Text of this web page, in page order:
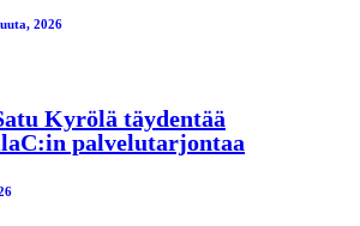
2026
Kyrölä täydentää
palvelutarjontaa